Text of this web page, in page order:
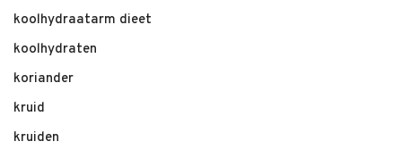
koolhydraatarm dieet
koolhydraten
koriander
kruid
kruiden